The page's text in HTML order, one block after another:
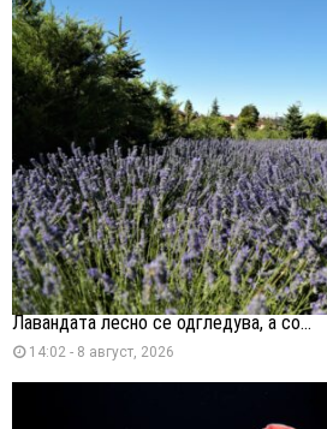
Лавандата лесно се одгледува, а со...
14:02 - 8 август, 2026